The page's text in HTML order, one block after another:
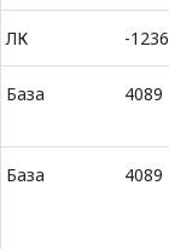
ЛК -1236
База 4089
База 4089